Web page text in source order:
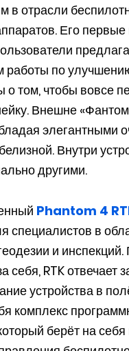
в отрасли
Его
работы по
о том, чтобы вовсе
Внешне
элегантными
Внутри
другими.
Phantom 4
специалистов в
и инспекций.
себя, RTK отвечает
устройства в
комплекс
берёт на себя